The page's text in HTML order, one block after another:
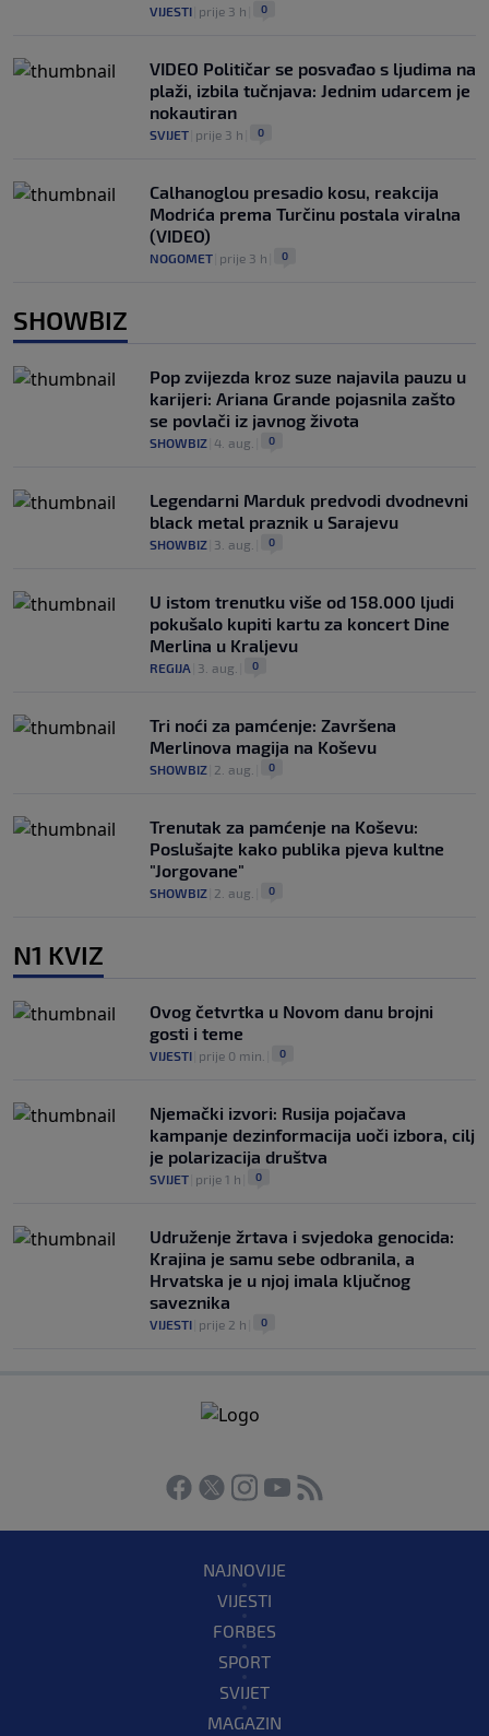
VIJESTI prije 3 h 0
VIDEO Političar se posvađao s ljudima na
plaži, izbila tučnjava: Jednim udarcem je
nokautiran
SVIJET prije 3 h 0
Calhanoglou presadio kosu, reakcija
Modrića prema Turčinu postala viralna
(VIDEO)
NOGOMET prije 3 h 0
SHOWBIZ
Pop zvijezda kroz suze najavila pauzu u
karijeri: Ariana Grande pojasnila zašto
se povlači iz javnog života
SHOWBIZ 4. aug. 0
Legendarni Marduk predvodi dvodnevni
black metal praznik u Sarajevu
SHOWBIZ 3. aug. 0
U istom trenutku više od 158.000 ljudi
pokušalo kupiti kartu za koncert Dine
Merlina u Kraljevu
REGIJA 3. aug. 0
Tri noći za pamćenje: Završena
Merlinova magija na Koševu
SHOWBIZ 2. aug. 0
Trenutak za pamćenje na Koševu:
Poslušajte kako publika pjeva kultne
"Jorgovane"
SHOWBIZ 2. aug. 0
N1 KVIZ
Ovog četvrtka u Novom danu brojni
gosti i teme
VIJESTI prije 0 min. 0
Njemački izvori: Rusija pojačava
kampanje dezinformacija uoči izbora, cilj
je polarizacija društva
SVIJET prije 1 h 0
Udruženje žrtava i svjedoka genocida:
Krajina je samu sebe odbranila, a
Hrvatska je u njoj imala ključnog
saveznika
VIJESTI prije 2 h 0
NAJNOVIJE
VIJESTI
FORBES
SPORT
SVIJET
MAGAZIN